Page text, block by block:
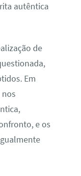
autêntica
de
Em
nos
e os